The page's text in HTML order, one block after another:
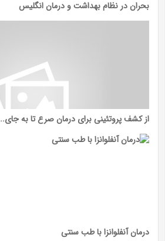
بحران در نظام بهداشت و درمان انگلیس
از کشف پروتئینی برای درمان صرع تا به جای...
درمان آنفلوانزا با طب سنتی